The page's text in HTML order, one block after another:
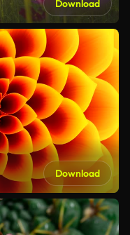
Download
Download